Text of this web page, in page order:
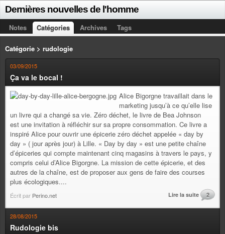
Dernières nouvelles de l'homme
Notes Catégories Archives Tags
Catégorie > rudologie
03/09/2015
Ça va le bocal !
Alice Bigorgne travaillait dans le
marketing jusqu’à ce qu’elle lise
un livre qui a changé sa vie. Zéro déchet, le livre de Bea Johnson
est une invitation à réfléchir sur sa propre consommation. Ce livre a
inspiré Alice pour ouvrir une épicerie zéro déchet appelée « day by
day » ( jour après jour) à Lille. « Day by day » est une petite chaîne
d’épiceries qui compte maintenant cinq magasins à travers le pays, y
compris celui d’Alice Bigorgne. La mission de cette épicerie, et des
autres de la chaîne, est de proposer aux gens de faire des courses
plus écologiques....
Écrit par Perino.net Lire la suite 2
28/08/2015
Rudologie bis